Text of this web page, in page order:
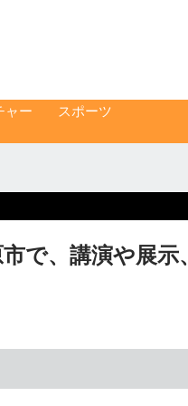
ャー
スポーツ
で、講演や展示